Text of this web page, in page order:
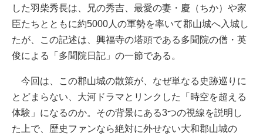
した羽柴秀長は、兄の秀吉、最愛の妻・慶（ちか）や家
臣たちとともに約5000人の軍勢を率いて郡山城へ入城し
たが、この記述は、興福寺の塔頭である多聞院の僧・英
俊による「多聞院日記」の一節である。
今回は、この郡山城の散策が、なぜ単なる史跡巡りに
とどまらない、大河ドラマとリンクした「時空を超える
体験」になるのか。その背景にある3つの視線を説明し
た上で、歴史ファンなら絶対に外せない大和郡山城の